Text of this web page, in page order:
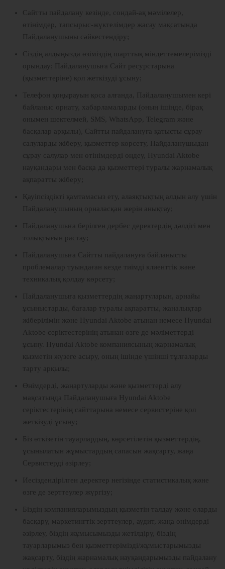
Сайтты пайдалану кезінде, сондай-ақ мәмілелер,
өтінімдер, тапсырыс-жүктелімдер жасау мақсатында
Пайдаланушыны сәйкестендіру;
Сіздің алдыңызда өзіміздің шарттық міндеттемелерімізді
орындау; Пайдаланушыға Сайт ресурстарына
(қызметтеріне) қол жеткізуді ұсыну;
Телефон қоңырауын қоса алғанда, Пайдаланушымен кері
байланыс орнату, хабарламаларды (оның ішінде, бірақ
онымен шектелмей, SMS, WhatsApp, Telegram және
басқалар арқылы), Сайтты пайдалануға қатысты сұрау
салуларды жіберу, қызметтер көрсету, Пайдаланушыдан
сұрау салулар мен өтінімдерді өңдеу, Hyundai Aktobe
науқандары мен басқа да қызметтері туралы жарнамалық
ақпаратты жіберу;
Қауіпсіздікті қамтамасыз ету, алаяқтықтың алдын алу үшін
Пайдаланушының орналасқан жерін анықтау;
Пайдаланушыға берілген дербес деректердің дәлдігі мен
толықтығын растау;
Пайдаланушыға Сайтты пайдалануға байланысты
проблемалар туындаған кезде тиімді клиенттік және
техникалық қолдау көрсету;
Пайдаланушыға қызметтердің жаңартуларын, арнайы
ұсыныстарды, бағалар туралы ақпаратты, жаңалықтар
жіберілімін және Hyundai Aktobe атынан немесе Hyundai
Aktobe серіктестерінің атынан өзге де мәліметтерді
ұсыну. Hyundai Aktobe компаниясының жарнамалық
қызметін жүзеге асыру, оның ішінде үшінші тұлғаларды
тарту арқылы;
Өнімдерді, жаңартуларды және қызметтерді алу
мақсатында Пайдаланушыға Hyundai Aktobe
серіктестерінің сайттарына немесе сервистеріне қол
жеткізуді ұсыну;
Біз өткізетін тауарлардың, көрсетілетін қызметтердің,
ұсынылатын жұмыстардың сапасын жақсарту, жаңа
Сервистерді әзірлеу;
Иесіздендірілген деректер негізінде статистикалық және
өзге де зерттеулер жүргізу;
Біздің компанияларымыздың қызметін талдау және оларды
басқару, маркетингтік зерттеулер, аудит, жаңа өнімдерді
әзірлеу, біздің жұмысымызды жетілдіру, біздің
тауарларымыз бен қызметтерімізді/жұмыстарымызды
жақсарту, біздің жарнамалық науқандарымызды пайдалану